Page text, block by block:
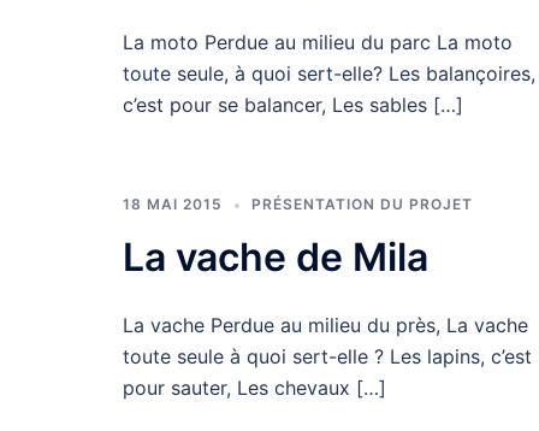
La moto Perdue au milieu du parc La moto
toute seule, à quoi sert-elle? Les balançoires,
c’est pour se balancer, Les sables […]
18 MAI 2015 PRÉSENTATION DU PROJET
La vache de Mila
La vache Perdue au milieu du près, La vache
toute seule à quoi sert-elle ? Les lapins, c’est
pour sauter, Les chevaux […]